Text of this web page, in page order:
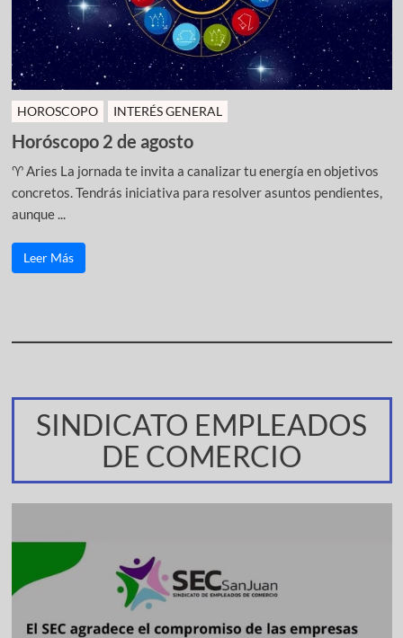
HOROSCOPO INTERÉS GENERAL
Horóscopo 2 de agosto
♈ Aries La jornada te invita a canalizar tu energía en objetivos
concretos. Tendrás iniciativa para resolver asuntos pendientes,
aunque ...
Leer Más
SINDICATO EMPLEADOS
DE COMERCIO